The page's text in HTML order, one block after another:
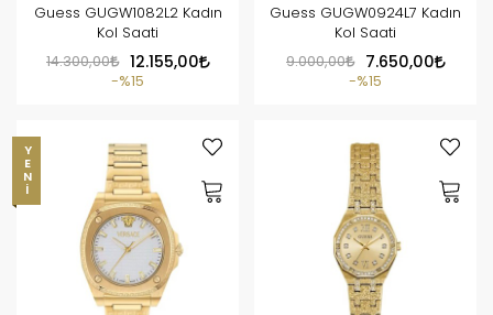
Guess GUGW1082L2 Kadın
Kol Saati
14.300,00
12.155,00
%15
Guess GUGW0924L7 Kadın
Kol Saati
9.000,00
7.650,00
%15
YENI